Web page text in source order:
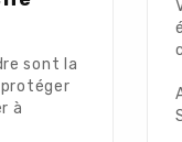
sont la
à